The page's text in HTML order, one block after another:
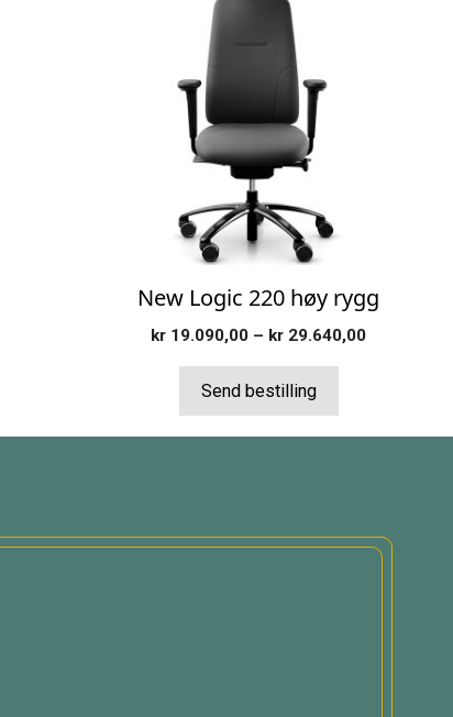
New Logic 220 høy rygg
kr 19.090,00 – kr 29.640,00
Send bestilling
varianter.
Alternativene
produktsiden